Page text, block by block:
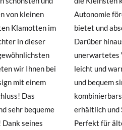
von kleinen
Klamotten im
in dieser
wir Ihnen bei
mit einem
Das
sehr bequeme
Dank seines
Halt am Fuß
ermöglicht.
Sohle
sind so
lang geschützt
sind in den
Saison
bis 25 tragen.
um sich
Ihren Vorstellungen
Sie sich einfach ein, um den
und geben Sie Ihre
Ihnen dann automatisch an Ihr
Sie bitte Ihr ursprüngliches Paar
21 22 23
13,8